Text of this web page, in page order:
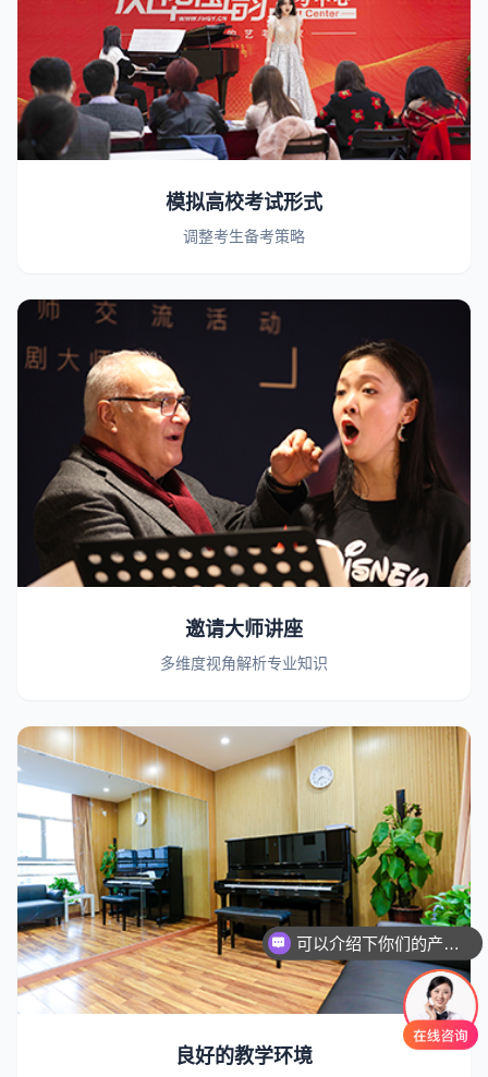
模拟高校考试形式
调整考生备考策略
邀请大师讲座
多维度视角解析专业知识
良好的教学环境
可以介绍下你们的产品么
你们是怎么收费的呢